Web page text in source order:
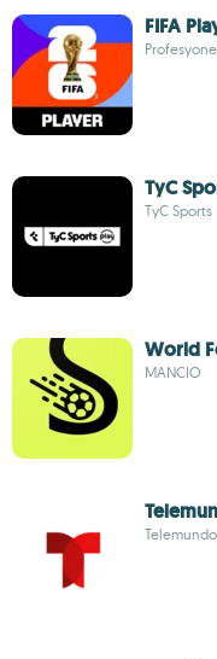
FIFA
TyC
TyC Sports
World
MANCIO